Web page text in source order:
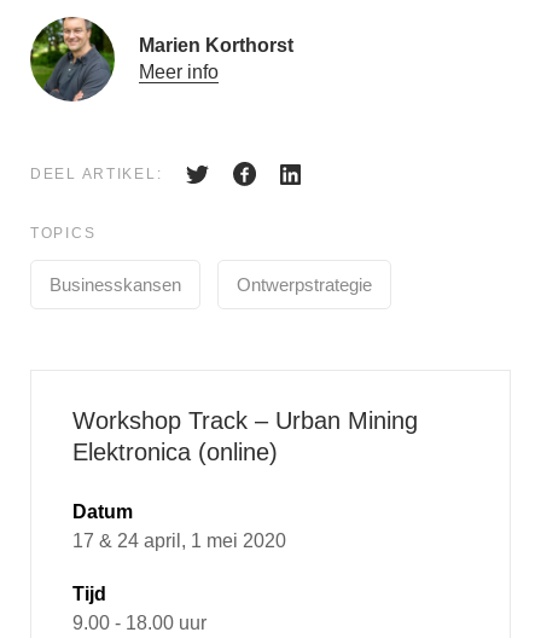
Marien Korthorst
Meer info
DEEL ARTIKEL:
TOPICS
Businesskansen Ontwerpstrategie
Workshop Track – Urban Mining
Elektronica (online)
Datum
17 & 24 april, 1 mei 2020
Tijd
9.00 - 18.00 uur